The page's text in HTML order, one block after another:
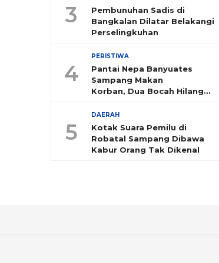
3
Pembunuhan Sadis di
Bangkalan Dilatar Belakangi
Perselingkuhan
4
PERISTIWA
Pantai Nepa Banyuates
Sampang Makan
Korban, Dua Bocah Hilang
5
DAERAH
Kotak Suara Pemilu di
Robatal Sampang Dibawa
Kabur Orang Tak Dikenal